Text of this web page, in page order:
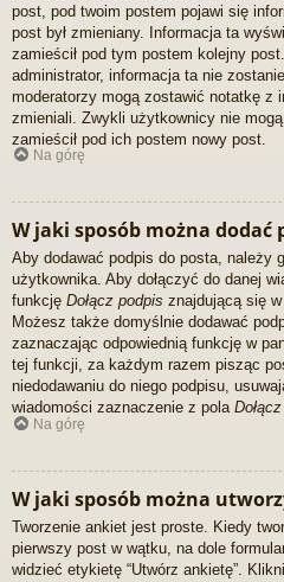
post, pod twoim postem pojawi się
post był zmieniany. Informacja ta
zamieścił pod tym postem kolejny
administrator, informacja ta nie
moderatorzy mogą zostawić notatkę z
zmieniali. Zwykli użytkownicy nie
zamieścił pod ich postem nowy post.
Na górę
W jaki sposób można dodać
Aby dodawać podpis do posta, należy
użytkownika. Aby dołączyć do danej
funkcję Dołącz podpis znajdującą się
Możesz także domyślnie dodawać
zaznaczając odpowiednią funkcję w
tej funkcji, za każdym razem pisząc
niedodawaniu do niego podpisu,
wiadomości zaznaczenie z pola
Na górę
W jaki sposób można
Tworzenie ankiet jest proste. Kiedy
pierwszy post w wątku, na dole
widzieć etykietę “Utwórz ankietę”.